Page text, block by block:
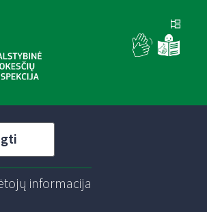
informacija